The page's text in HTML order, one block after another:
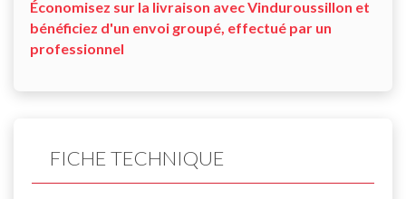
Économisez sur la livraison avec Vinduroussillon et
bénéficiez d'un envoi groupé, effectué par un
professionnel
FICHE TECHNIQUE